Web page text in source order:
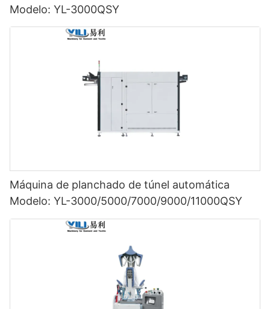
Modelo: YL-3000QSY
Máquina de planchado de túnel automática
Modelo: YL-3000/5000/7000/9000/11000QSY